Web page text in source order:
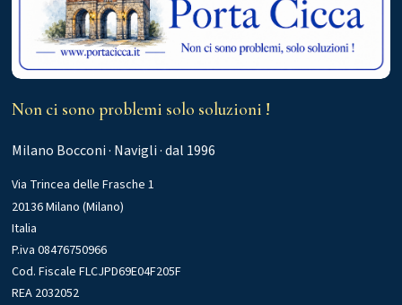
Non ci sono problemi solo soluzioni !
Milano Bocconi · Navigli · dal 1996
Via Trincea delle Frasche 1
20136 Milano (Milano)
Italia
P.iva 08476750966
Cod. Fiscale FLCJPD69E04F205F
REA 2032052